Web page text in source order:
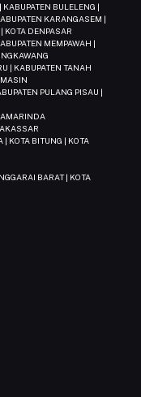
BULELENG |
KARANGASEM |
KOTA DENPASAR
MEMPAWAH |
| KABUPATEN TANAH
PULANG PISAU |
| KOTA BITUNG | KOTA
BARAT | KOTA